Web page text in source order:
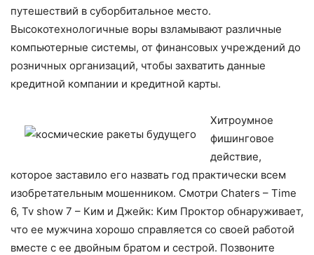
путешествий в суборбитальное место.
Высокотехнологичные воры взламывают различные
компьютерные системы, от финансовых учреждений до
розничных организаций, чтобы захватить данные
кредитной компании и кредитной карты.
Хитроумное
фишинговое
действие,
которое заставило его назвать год практически всем
изобретательным мошенником. Смотри Chaters – Time
6, Tv show 7 – Ким и Джейк: Ким Проктор обнаруживает,
что ее мужчина хорошо справляется со своей работой
вместе с ее двойным братом и сестрой. Позвоните